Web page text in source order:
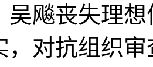
丧失理想
，对抗组织